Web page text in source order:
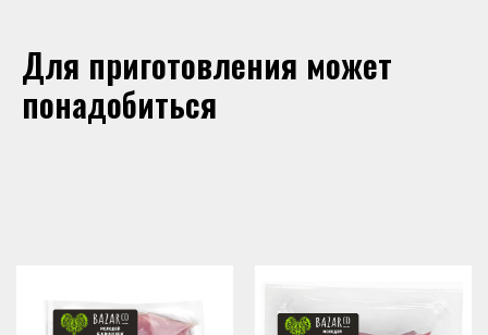
Для приготовления может
понадобиться